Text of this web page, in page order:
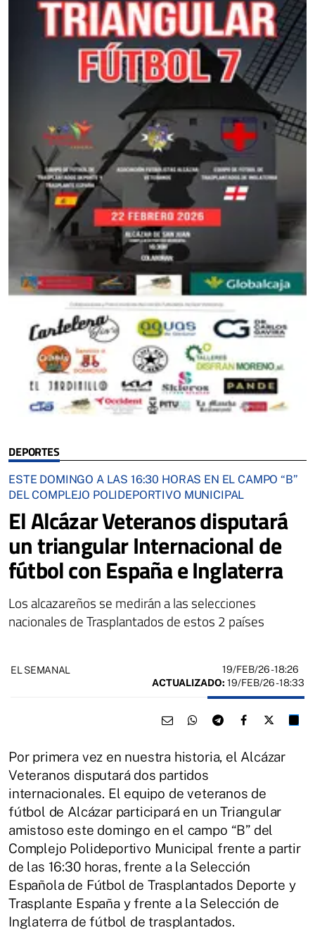
DEPORTES
ESTE DOMINGO A LAS 16:30 HORAS EN EL CAMPO “B”
DEL COMPLEJO POLIDEPORTIVO MUNICIPAL
El Alcázar Veteranos disputará
un triangular Internacional de
fútbol con España e Inglaterra
Los alcazareños se medirán a las selecciones
nacionales de Trasplantados de estos 2 países
EL SEMANAL 19/FEB/26- 18:26
ACTUALIZADO: 19/FEB/26 - 18:33
Por primera vez en nuestra historia, el Alcázar
Veteranos disputará dos partidos
internacionales. El equipo de veteranos de
fútbol de Alcázar participará en un Triangular
amistoso este domingo en el campo “B” del
Complejo Polideportivo Municipal frente a partir
de las 16:30 horas, frente a la Selección
Española de Fútbol de Trasplantados Deporte y
Trasplante España y frente a la Selección de
Inglaterra de fútbol de trasplantados.